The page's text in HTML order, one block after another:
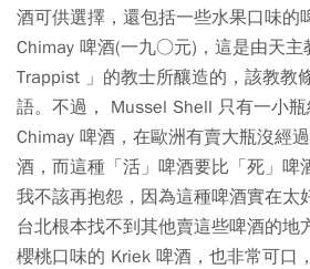
酒可供選擇，還包括一些水果口味的
Chimay 啤酒(一九○元)，這是由天主
Trappist 」的教士所釀造的，該教教
語。不過， Mussel Shell 只有一小
Chimay 啤酒，在歐洲有賣大瓶沒經
酒，而這種「活」啤酒要比「死」啤
我不該再抱怨，因為這種啤酒實在太
台北根本找不到其他賣這些啤酒的地
櫻桃口味的 Kriek 啤酒，也非常可口